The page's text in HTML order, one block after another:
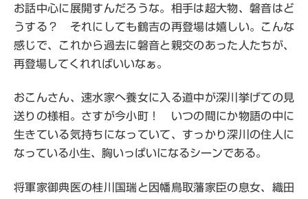
お話中心に展開すんだろうな。相手は超大物、磐音はど
うする？ それにしても鶴吉の再登場は嬉しい。こんな
感じで、これから過去に磐音と親交のあった人たちが、
再登場してくれればいいなぁ。
おこんさん、速水家へ養女に入る道中が深川挙げての見
送りの様相。さすが今小町！ いつの間にか物語の中に
生きている気持ちになっていて、すっかり深川の住人に
なっている小生、胸いっぱいになるシーンである。
将軍家御典医の桂川国瑞と因幡鳥取藩家臣の息女、織田